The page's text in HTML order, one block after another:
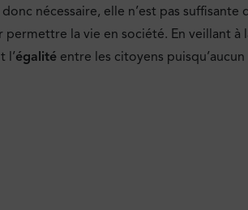
nécessaire, elle n’est pas suffisante
la vie en société. En veillant à
l’égalité entre les citoyens puisqu’aucun